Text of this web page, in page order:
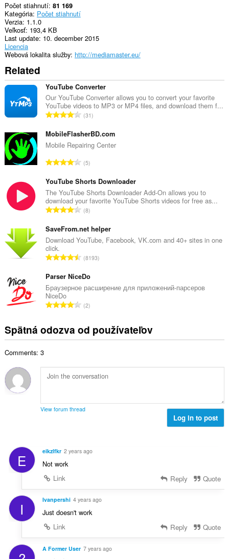
Počet stiahnutí 81 169
Kategória Počet stiahnutí
Verzia 1.1.0
Veľkosť 193,4 KB
Last update 10. december 2015
Licencia
Webová lokalita služby http://mediamaster.eu/
Related
YouTube Converter
Our YouTube Converter allows you to convert your favorite
YouTube videos to MP3 or MP4 files, and download them f...
C
l
k
v
p
o
č
e
t
h
d
o
t
n
:
31
MobileFlasherBD.com
Mobile Repairing Center
C
l
k
o
v
p
o
č
e
t
h
o
d
o
t
í
:
5
YouTube Shorts Downloader
The YouTube Shorts Downloader Add-On allows you to
download your favorite YouTube Shorts videos for free as...
C
l
k
v
p
o
č
e
h
o
o
n
í
8
SaveFrom.net helper
Download YouTube, Facebook, VK.com and 40+ sites in one
click.
C
l
k
v
p
o
t
h
n
n
8193
Parser NiceDo
Браузерное расширение для приложений-парсеров
NiceDo
C
k
ý
p
e
d
e
n
í
:
2
Spätná odozva od používateľov
Comments: 3
View forum thread
Log in to post
E eikzlfkr 2 years ago
Not work
Link
Reply Quote
I Ivanpershi 4 years ago
Just doesn't work
Link
Reply Quote
A Former User 7 years ago